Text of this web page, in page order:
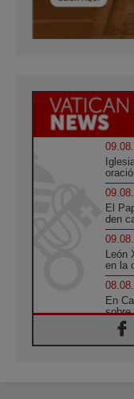
El
den
León
en la
En
sobre
En